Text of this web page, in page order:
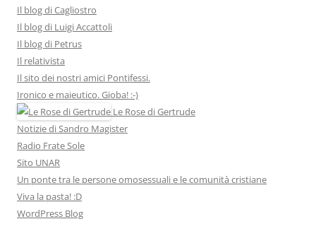
Il blog di Cagliostro
Il blog di Luigi Accattoli
Il blog di Petrus
Il relativista
Il sito dei nostri amici Pontifessi.
Ironico e maieutico. Gioba! :-)
Le Rose di Gertrude
Notizie di Sandro Magister
Radio Frate Sole
Sito UNAR
Un ponte tra le persone omosessuali e le comunità cristiane
Viva la pasta! :D
WordPress Blog